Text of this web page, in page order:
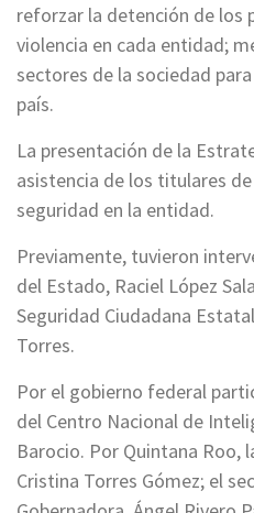
reforzar la detención de los
violencia en cada entidad;
sectores de la sociedad
país.
La presentación de la
asistencia de los titulares
seguridad en la entidad.
Previamente, tuvieron
del Estado, Raciel López
Seguridad Ciudadana
Torres.
Por el gobierno federal
del Centro Nacional de
Barocio. Por Quintana Roo,
Cristina Torres Gómez; el